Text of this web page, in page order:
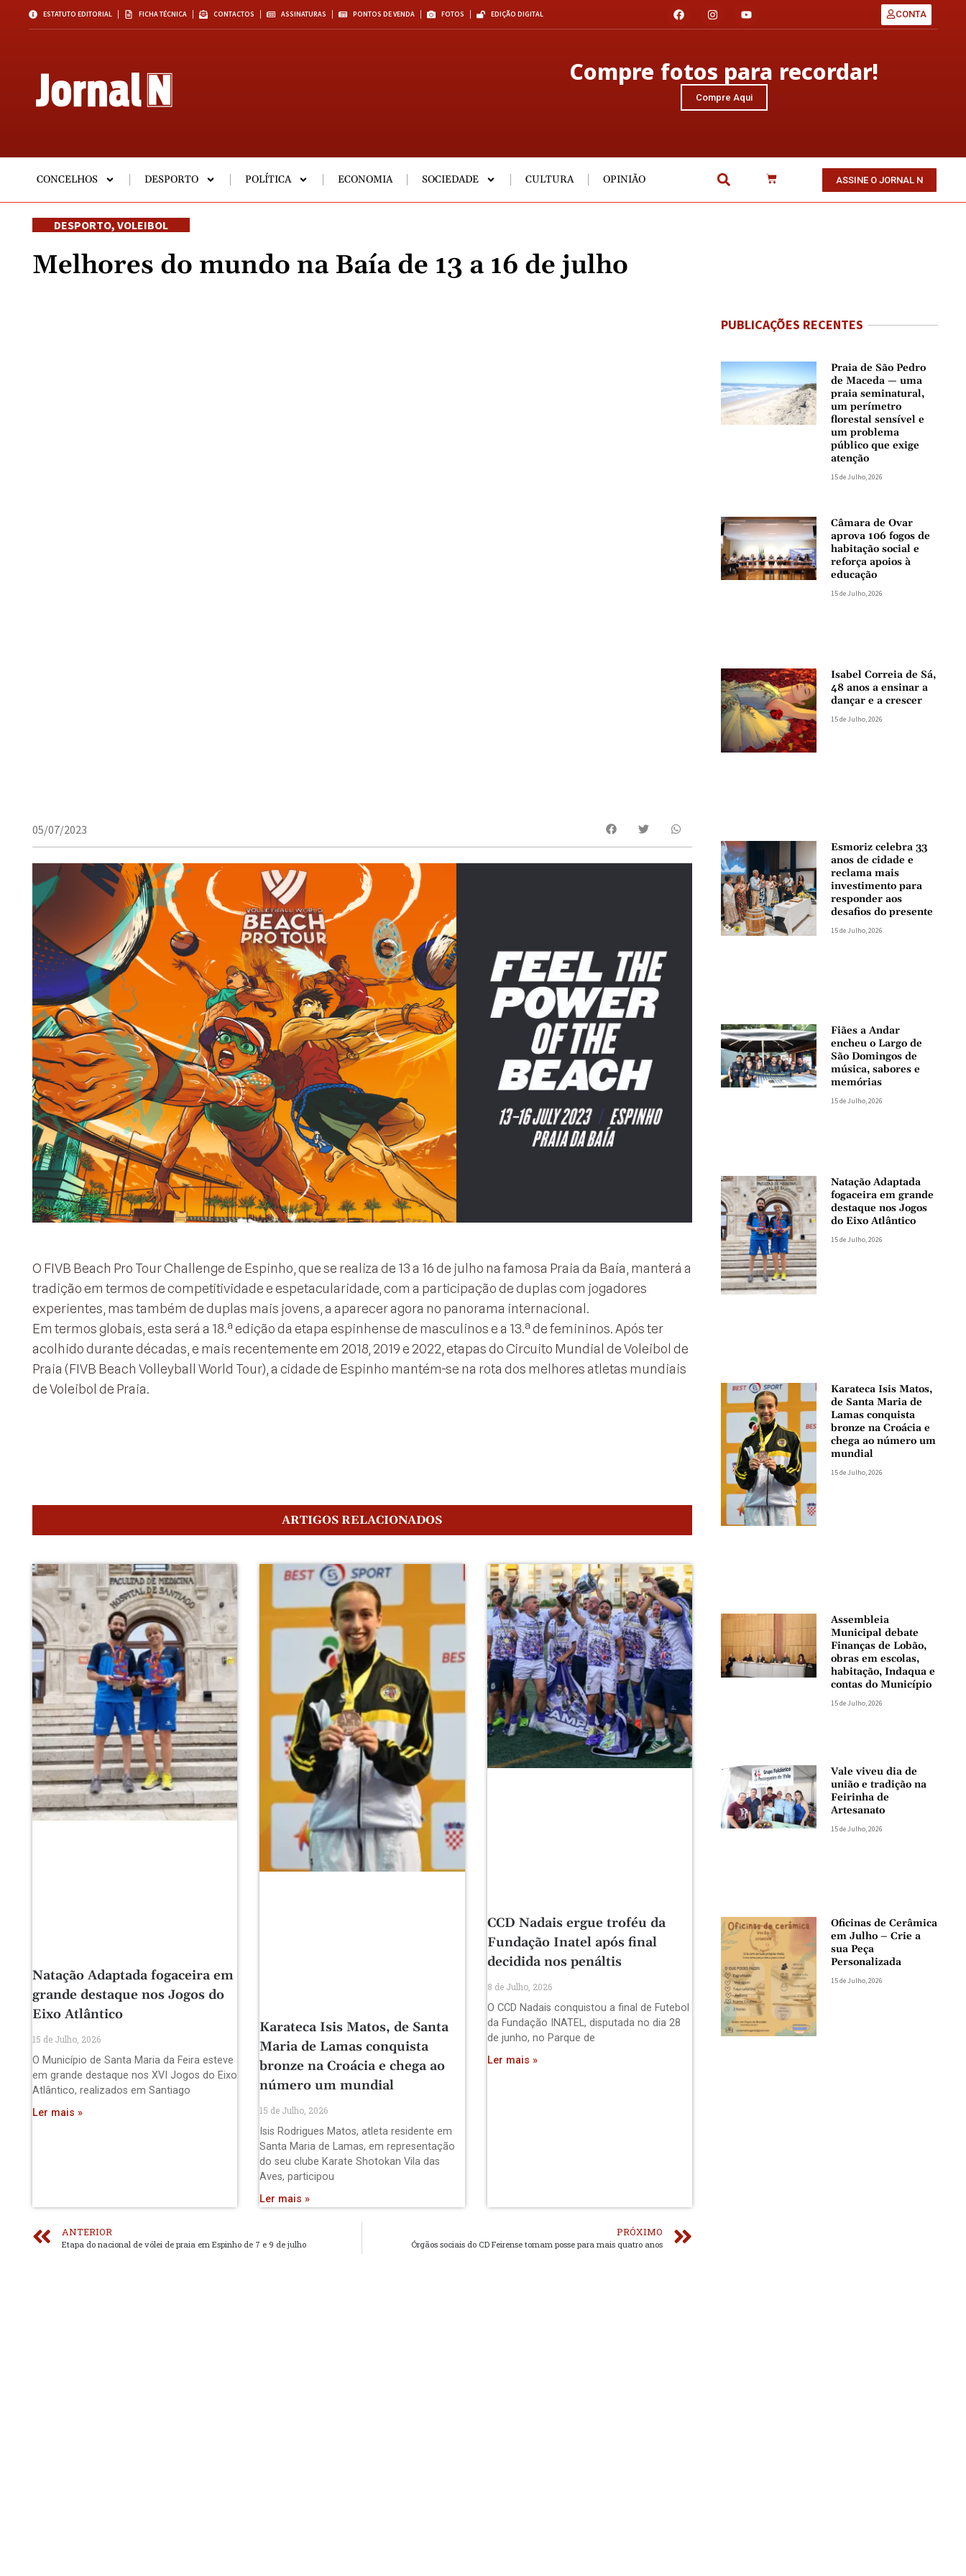
ESTATUTO EDITORIAL FICHA TÉCNICA CONTACTOS ASSINATURAS PONTOS DE VENDA FOTOS EDIÇÃO DIGITAL CONTA
Compre fotos para recordar!
Compre Aqui
CONCELHOS DESPORTO POLÍTICA ECONOMIA SOCIEDADE CULTURA OPINIÃO ASSINE O JORNAL N
DESPORTO, VOLEIBOL
Melhores do mundo na Baía de 13 a 16 de julho
05/07/2023
O FIVB Beach Pro Tour Challenge de Espinho, que se realiza de 13 a 16 de julho na famosa Praia da Baía, manterá a
tradição em termos de competitividade e espetacularidade, com a participação de duplas com jogadores
experientes, mas também de duplas mais jovens, a aparecer agora no panorama internacional.
Em termos globais, esta será a 18.ª edição da etapa espinhense de masculinos e a 13.ª de femininos. Após ter
acolhido durante décadas, e mais recentemente em 2018, 2019 e 2022, etapas do Circuito Mundial de Voleibol de
Praia (FIVB Beach Volleyball World Tour), a cidade de Espinho mantém-se na rota dos melhores atletas mundiais
de Voleibol de Praia.
ARTIGOS RELACIONADOS
Natação Adaptada fogaceira em
grande destaque nos Jogos do
Eixo Atlântico
15 de Julho, 2026
O Município de Santa Maria da Feira esteve
em grande destaque nos XVI Jogos do Eixo
Atlântico, realizados em Santiago
Ler mais »
Karateca Isis Matos, de Santa
Maria de Lamas conquista
bronze na Croácia e chega ao
número um mundial
15 de Julho, 2026
Isis Rodrigues Matos, atleta residente em
Santa Maria de Lamas, em representação
do seu clube Karate Shotokan Vila das
Aves, participou
Ler mais »
CCD Nadais ergue troféu da
Fundação Inatel após final
decidida nos penáltis
8 de Julho, 2026
O CCD Nadais conquistou a final de Futebol
da Fundação INATEL, disputada no dia 28
de junho, no Parque de
Ler mais »
ANTERIOR
Etapa do nacional de vólei de praia em Espinho de 7 e 9 de julho
PRÓXIMO
Órgãos sociais do CD Feirense tomam posse para mais quatro anos
PUBLICAÇÕES RECENTES
Praia de São Pedro
de Maceda — uma
praia seminatural,
um perímetro
florestal sensível e
um problema
público que exige
atenção
15 de Julho, 2026
Câmara de Ovar
aprova 106 fogos de
habitação social e
reforça apoios à
educação
15 de Julho, 2026
Isabel Correia de Sá,
48 anos a ensinar a
dançar e a crescer
15 de Julho, 2026
Esmoriz celebra 33
anos de cidade e
reclama mais
investimento para
responder aos
desafios do presente
15 de Julho, 2026
Fiães a Andar
encheu o Largo de
São Domingos de
música, sabores e
memórias
15 de Julho, 2026
Natação Adaptada
fogaceira em grande
destaque nos Jogos
do Eixo Atlântico
15 de Julho, 2026
Karateca Isis Matos,
de Santa Maria de
Lamas conquista
bronze na Croácia e
chega ao número um
mundial
15 de Julho, 2026
Assembleia
Municipal debate
Finanças de Lobão,
obras em escolas,
habitação, Indaqua e
contas do Município
15 de Julho, 2026
Vale viveu dia de
união e tradição na
Feirinha de
Artesanato
15 de Julho, 2026
Oficinas de Cerâmica
em Julho – Crie a
sua Peça
Personalizada
15 de Julho, 2026